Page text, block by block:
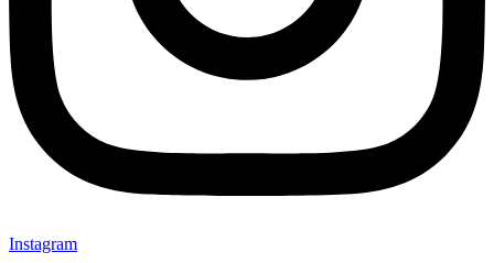
Instagram